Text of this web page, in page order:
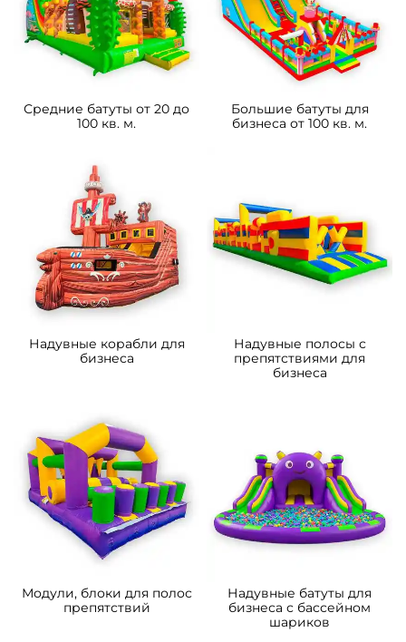
Средние батуты от 20 до
100 кв. м.
Большие батуты для
бизнеса от 100 кв. м.
Надувные корабли для
бизнеса
Надувные полосы с
препятствиями для
бизнеса
Модули, блоки для полос
препятствий
Надувные батуты для
бизнеса с бассейном
шариков